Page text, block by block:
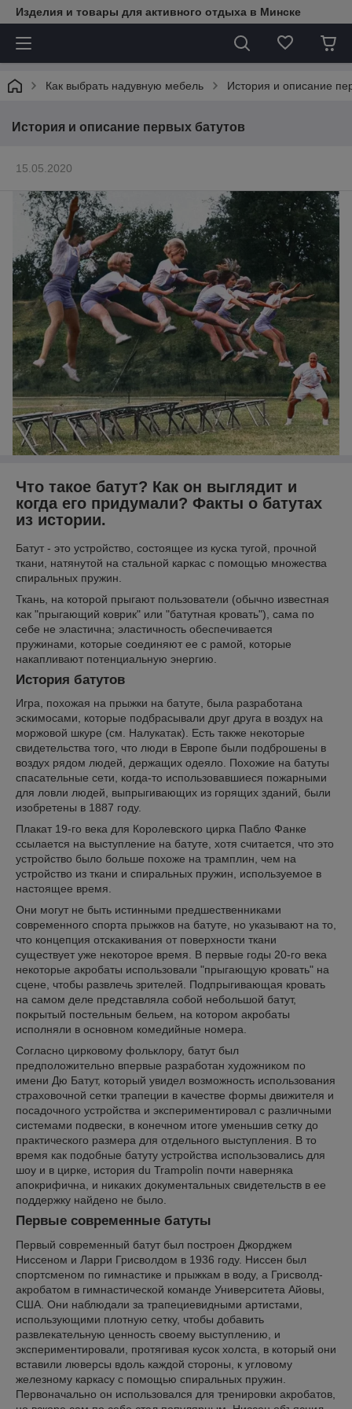
Изделия и товары для активного отдыха в Минске
Как выбрать надувную мебель История и описание
История и описание первых батутов
15.05.2020
Что такое батут? Как он выглядит и
когда его придумали? Факты о батутах
из истории.
Батут - это устройство, состоящее из куска тугой, прочной
ткани, натянутой на стальной каркас с помощью множества
спиральных пружин.
Ткань, на которой прыгают пользователи (обычно известная
как "прыгающий коврик" или "батутная кровать"), сама по
себе не эластична; эластичность обеспечивается
пружинами, которые соединяют ее с рамой, которые
накапливают потенциальную энергию.
История батутов
Игра, похожая на прыжки на батуте, была разработана
эскимосами, которые подбрасывали друг друга в воздух на
моржовой шкуре (см. Налукатак). Есть также некоторые
свидетельства того, что люди в Европе были подброшены в
воздух рядом людей, держащих одеяло. Похожие на батуты
спасательные сети, когда-то использовавшиеся пожарными
для ловли людей, выпрыгивающих из горящих зданий, были
изобретены в 1887 году.
Плакат 19-го века для Королевского цирка Пабло Фанке
ссылается на выступление на батуте, хотя считается, что это
устройство было больше похоже на трамплин, чем на
устройство из ткани и спиральных пружин, используемое в
настоящее время.
Они могут не быть истинными предшественниками
современного спорта прыжков на батуте, но указывают на то,
что концепция отскакивания от поверхности ткани
существует уже некоторое время. В первые годы 20-го века
некоторые акробаты использовали "прыгающую кровать" на
сцене, чтобы развлечь зрителей. Подпрыгивающая кровать
на самом деле представляла собой небольшой батут,
покрытый постельным бельем, на котором акробаты
исполняли в основном комедийные номера.
Согласно цирковому фольклору, батут был
предположительно впервые разработан художником по
имени Дю Батут, который увидел возможность использования
страховочной сетки трапеции в качестве формы движителя и
посадочного устройства и экспериментировал с различными
системами подвески, в конечном итоге уменьшив сетку до
практического размера для отдельного выступления. В то
время как подобные батуту устройства использовались для
шоу и в цирке, история du Trampolin почти наверняка
апокрифична, и никаких документальных свидетельств в ее
поддержку найдено не было.
Первые современные батуты
Первый современный батут был построен Джорджем
Ниссеном и Ларри Грисволдом в 1936 году. Ниссен был
спортсменом по гимнастике и прыжкам в воду, а Грисволд-
акробатом в гимнастической команде Университета Айовы,
США. Они наблюдали за трапециевидными артистами,
использующими плотную сетку, чтобы добавить
развлекательную ценность своему выступлению, и
экспериментировали, протягивая кусок холста, в который они
вставили люверсы вдоль каждой стороны, к угловому
железному каркасу с помощью спиральных пружин.
Первоначально он использовался для тренировки акробатов,